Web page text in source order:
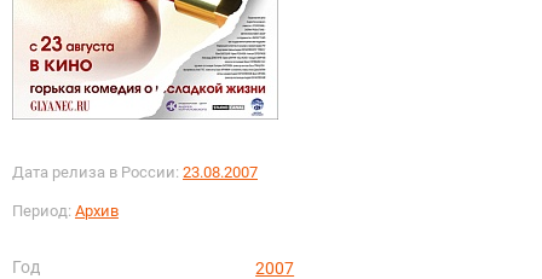
Дата релиза в России: 23.08.2007
Период: Архив
Год
2007